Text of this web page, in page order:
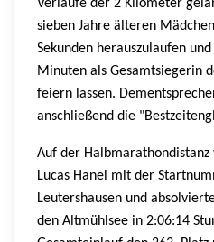
Verlaufe der 2 Kilometer
sieben Jahre älteren
Sekunden herauszulaufen
Minuten als Gesamtsiegerin
feiern lassen.
anschließend die
Auf der
Lucas Hanel mit der
Leutershausen und
den Altmühlsee in 2:06:14